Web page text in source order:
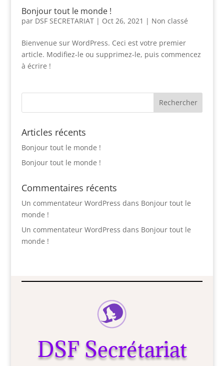
Bonjour tout le monde !
par DSF SECRETARIAT| Oct 26, 2021 | Non classé
Bienvenue sur WordPress. Ceci est votre premier
article. Modifiez-le ou supprimez-le, puis commencez
à écrire !
Articles récents
Bonjour tout le monde !
Bonjour tout le monde !
Commentaires récents
Un commentateur WordPress dans Bonjour tout le
monde !
Un commentateur WordPress dans Bonjour tout le
monde !
DSF Secrétariat